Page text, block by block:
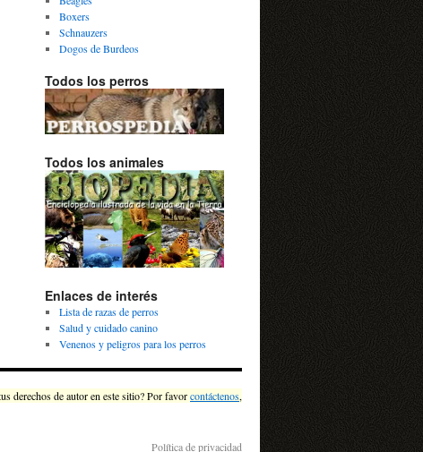
Boxers
Schnauzers
Dogos de Burdeos
Todos los perros
Todos los animales
Enlaces de interés
Lista de razas de perros
Salud y cuidado canino
Venenos y peligros para los perros
derechos de autor en este sitio? Por favorcontáctenos,
Política de privacidad